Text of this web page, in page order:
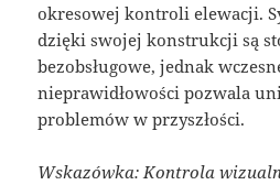
okresowej kontroli elewacji.
dzięki swojej konstrukcji są
bezobsługowe, jednak
nieprawidłowości pozwala
problemów w przyszłości.
Wskazówka: Kontrola